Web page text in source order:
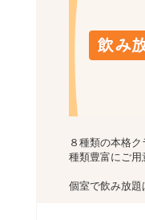
８種類の本格
種類豊富にご用
個室で飲み放題